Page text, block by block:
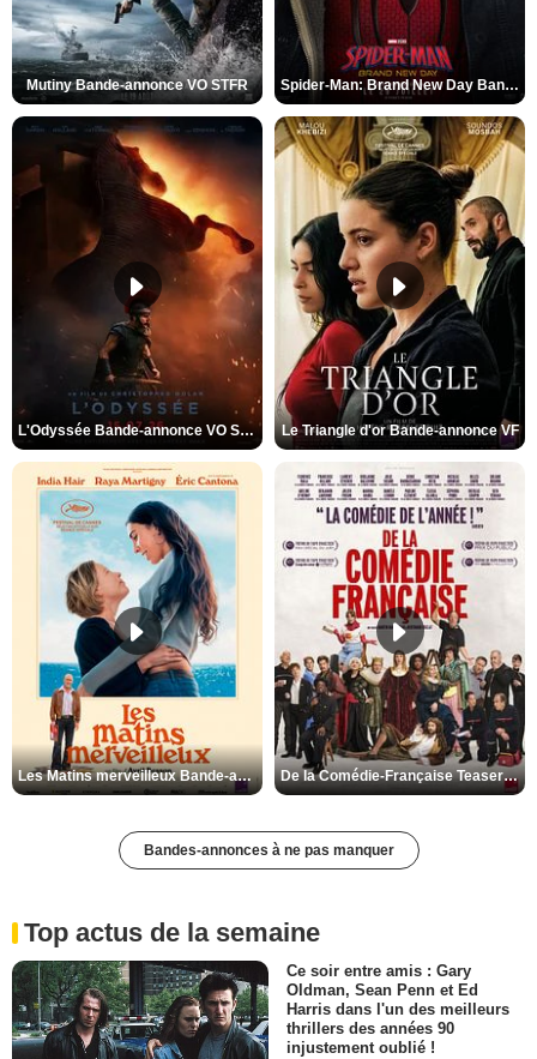
Mutiny Bande-annonce VO STFR Spider-Man: Brand New Day Bande-annonce VO STFR
L'Odyssée Bande-annonce VO STFR Le Triangle d'or Bande-annonce VF
Les Matins merveilleux Bande-annonce VF De la Comédie-Française Teaser VF
Bandes-annonces à ne pas manquer
Top actus de la semaine
Ce soir entre amis : Gary
Oldman, Sean Penn et Ed
Harris dans l'un des meilleurs
thrillers des années 90
injustement oublié !